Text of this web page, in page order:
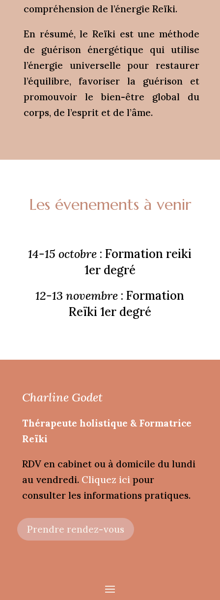
compréhension de l’énergie Reïki.
En résumé, le Reïki est une méthode
de guérison énergétique qui utilise
l’énergie universelle pour restaurer
l’équilibre, favoriser la guérison et
promouvoir le bien-être global du
corps, de l’esprit et de l’âme.
Les évenements à venir
14-15 octobre : Formation reiki
1er degré
12-13 novembre : Formation
Reïki 1er degré
Charline Godet
Thérapeute holistique & Formatrice
Reïki
RDV en cabinet ou à domicile du lundi
au vendredi. Cliquez icipour
consulter les informations pratiques.
Prendre rendez-vous